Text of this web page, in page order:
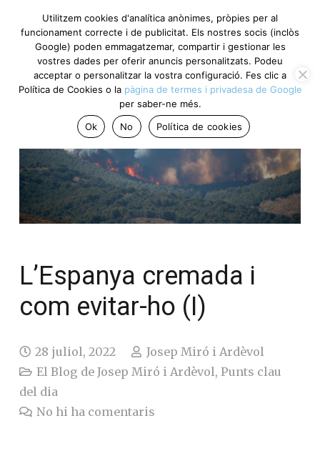
L’Espanya cremada i
com evitar-ho (I)
28 juliol, 2022
Josep Miró i Ardèvol
El Blog de Josep Miró i Ardèvol,Punts clau
del dia
No hi ha comentaris
Utilitzem cookies d'analítica anònimes, pròpies per al
funcionament correcte i de publicitat. Els nostres socis (inclòs
Google) poden emmagatzemar, compartir i gestionar les
vostres dades per oferir anuncis personalitzats. Podeu
acceptar o personalitzar la vostra configuració. Fes clic a
Política de Cookies o la pàgina de termes i privadesa de Google
per saber-ne més.
Ok
No Política de cookies